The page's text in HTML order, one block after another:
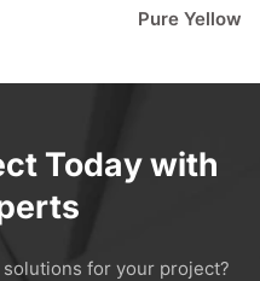
Pure Yellow
Today with
for your project?